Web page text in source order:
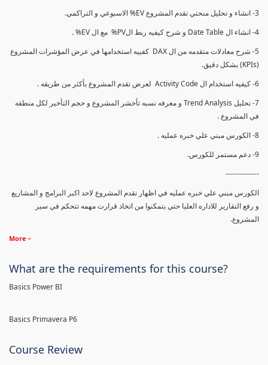
3- انشاء و تحليل منحني تقدم المشروع EV% الاسبوعي و التراكمي.
4- انشاء ال Date Table و شرح كيفيه ربط الPV% مع ال EV% .
5- شرح معادلات متقدمه من ال DAX كفييه استخدامها في عرض المؤشرات المشروع
(KPIs) بشكل دقيق.
6- كيفيه استخدام ال Activity Code لعرض تقدم المشروع بأكثر من طريقه .
7- تحليل Trend Analysis و معرفه نسبه تأخشر المشروع و حجم التأخير لكل منطقه
في المشروع .
8- الكورس مبني علي خبره عمليه .
9- دعم مستمر للكورس.
--------------
الكورس مبني علي خبره عمليه في اظهار تقدم المشروع لاحد اكبر البرامج و المشاريع
و رفع التقارير للاداره العليا حتي يتمكنوا من اتخاذ قرارت مهمه تتحكم في سير
المشروع.
More
What are the requirements for this course?
Basics Power BI
Basics Primavera P6
Course Review